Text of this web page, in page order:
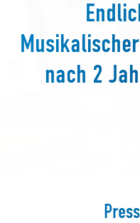
nach 2